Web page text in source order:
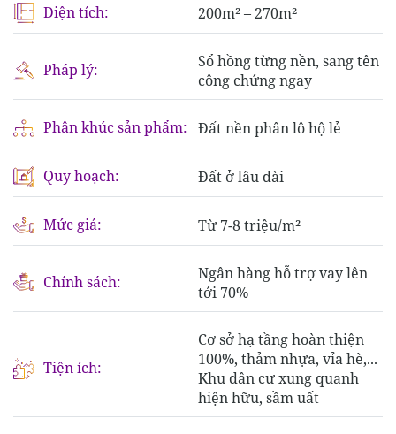
Diện tích: 200m² – 270m²
Pháp lý:
Sổ hồng từng nền, sang tên
công chứng ngay
Phân khúc sản phẩm: Đất nền phân lô hộ lẻ
Quy hoạch: Đất ở lâu dài
Mức giá: Từ 7-8 triệu/m²
Chính sách:
Ngân hàng hỗ trợ vay lên
tới 70%
Tiện ích:
Cơ sở hạ tầng hoàn thiện
100%, thảm nhựa, vỉa hè,...
Khu dân cư xung quanh
hiện hữu, sầm uất